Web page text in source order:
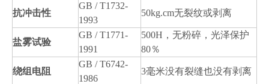
抗冲击性
GB / T1732-
1993
50kg.cm无裂纹或剥离
盐雾试验
GB / T1771-
1991
500H，无粉碎，光泽保护
80％
绕组电阻
GB / T6742-
1986
3毫米没有裂缝也没有剥离